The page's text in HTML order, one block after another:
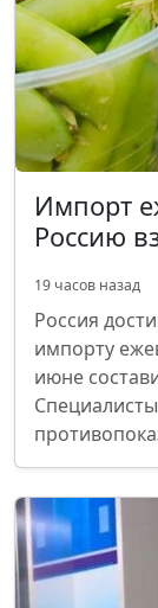
Импорт
Россию
19 часов назад
Россия
импорту
июне